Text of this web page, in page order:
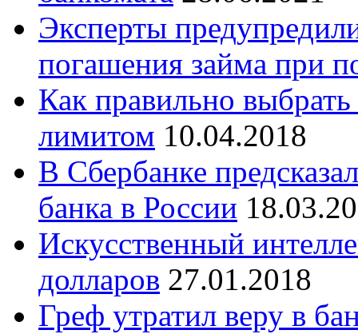
Эксперты
погашения займа при
Как правильно
лимитом 10.04.2018
В Сбербанке
банка в России
Искусственный
долларов 27.01.2018
Греф утратил веру в